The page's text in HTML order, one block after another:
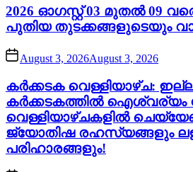
2026 ഓഗസ്റ്റ് 03 മുതൽ 09
പുതിയ തുടക്കങ്ങളുടെയും
August 3, 2026August 3, 2026
കർക്കടക വെള്ളിയാഴ്ച:
കർക്കടകത്തിൽ ഐശ്വര്യം
വെള്ളിയാഴ്ചകളിൽ
ജ്യോതിഷ രഹസ്യങ്ങളും
പരിഹാരങ്ങളും!